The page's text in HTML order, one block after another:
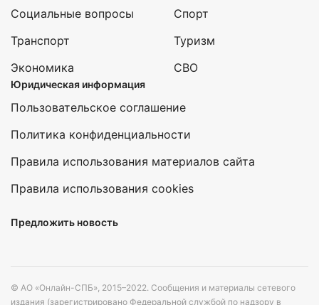
Социальные вопросы
Транспорт
Экономика
Спорт
Туризм
СВО
Юридическая информация
Пользовательское соглашение
Политика конфиденциальности
Правила использования материалов сайта
Правила использования cookies
Предложить новость
© АО «Онлайн-СПБ», 2015–2022. Сообщения и материалы сетевого
издания (зарегистрировано Федеральной службой по надзору в